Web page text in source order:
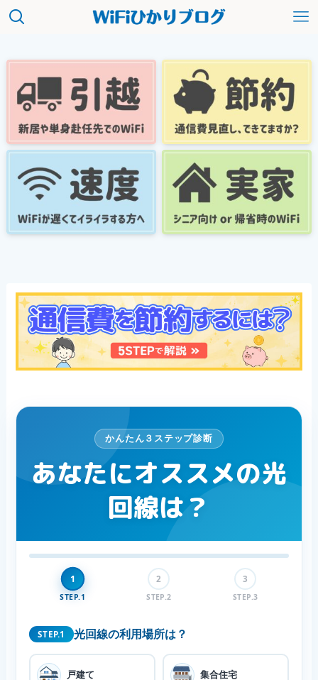
かんたん３ステップ診断
あなたにオススメの光
回線は？
1
STEP.1
2
STEP.2
3
STEP.3
STEP.1 光回線の利用場所は？
戸建て 集合住宅